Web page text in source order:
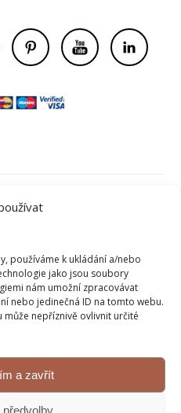
používáme k ukládání a/nebo
jako jsou soubory
nám umožní zpracovávat
nebo jedinečná ID na tomto webu.
nepříznivě ovlivnit určité
a zavřít
předvolby
podmínky
údajů
a vrácení